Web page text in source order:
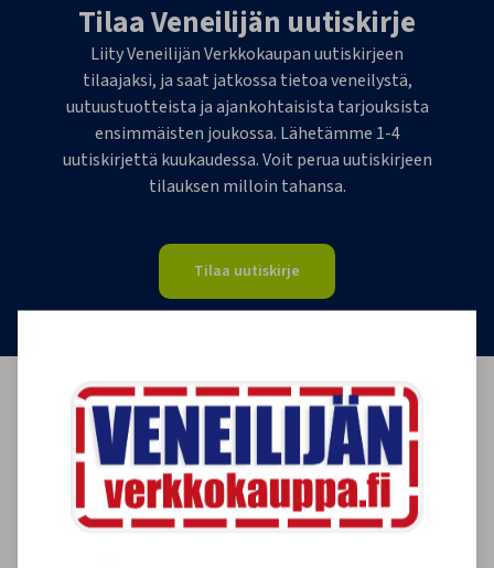
Tilaa Veneilijän uutiskirje
Liity Veneilijän Verkkokaupan uutiskirjeen
tilaajaksi, ja saat jatkossa tietoa veneilystä,
uutuustuotteista ja ajankohtaisista tarjouksista
ensimmäisten joukossa. Lähetämme 1-4
uutiskirjettä kuukaudessa. Voit perua uutiskirjeen
tilauksen milloin tahansa.
Tilaa uutiskirje